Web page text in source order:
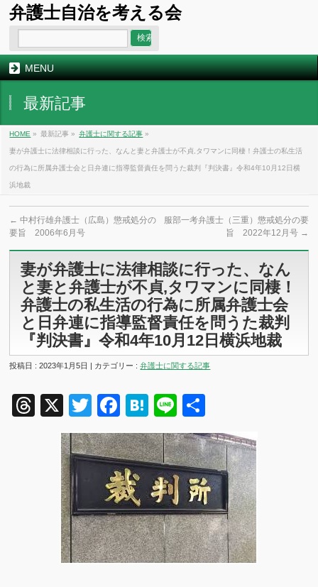
弁護士自治を考える会
MENU
最新記事
HOME » 最新記事 » 弁護士に関する記事 »
妻が弁護士に法律相談に行った、なんと妻と弁護士が不貞,タワマンに同棲！弁護士の私生活
の行為に所属弁護士会と日弁連に指導監督責任を問うた裁判『判決書』令和4年10月12日横
浜地裁
← 中村行雄弁護士（広島）懲戒処分の
要旨 2006年6月号
服部一考弁護士（三重）懲戒処分の要
旨 2022年12月号 →
妻が弁護士に法律相談に行った、なん
と妻と弁護士が不貞,タワマンに同棲！
弁護士の私生活の行為に所属弁護士会
と日弁連に指導監督責任を問うた裁判
『判決書』令和4年10月12日横浜地裁
投稿日 : 2023年1月5日 | カテゴリー :弁護士に関する記事
Threads
X TwitterFacebook
Hatena
Line
有